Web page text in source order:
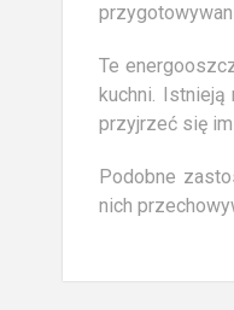
Te
kuchni. Istnieją
przyjrzeć się
Podobne
nich